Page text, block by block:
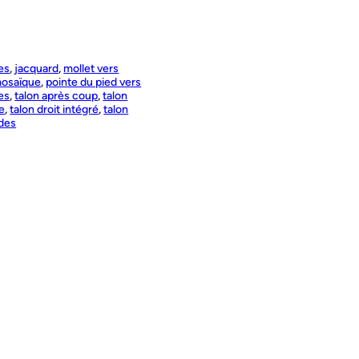
, jacquard, mollet vers
, pointe du pied vers
, talon après coup, talon
, talon droit intégré, talon